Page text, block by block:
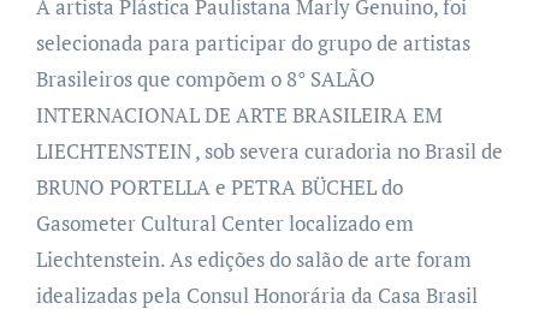
A artista Plástica Paulistana Marly Genuino, foi
selecionada para participar do grupo de artistas
Brasileiros que compõem o 8° SALÃO
INTERNACIONAL DE ARTE BRASILEIRA EM
LIECHTENSTEIN , sob severa curadoria no Brasil de
BRUNO PORTELLA e PETRA BÜCHEL do
Gasometer Cultural Center localizado em
Liechtenstein.As edições do salão de arte foram
idealizadas pela Consul Honorária da Casa Brasil